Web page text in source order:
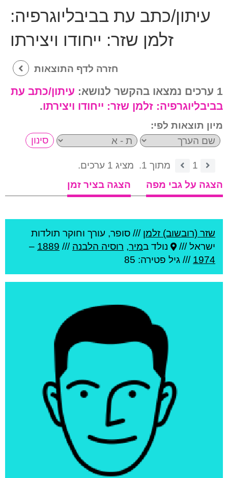
עיתון/כתב עת בביבליוגרפיה:
זלמן שזר: ייחודו ויצירתו
חזרה לדף התוצאות
1 ערכים נמצאו בהקשר לנושא:
עיתון/כתב עת
בביבליוגרפיה: זלמן שזר: ייחודו ויצירתו.
מיון תוצאות לפי:
1 מתוך 1.
מציג 1 ערכים.
הצגה על גבי מפה
הצגה בציר זמן
שזר (רובשוב) זלמן /// סופר, עורך וחוקר תולדות
ישראל ///
נולד במיר, רוסיה הלבנה ///
1889
–
1974 /// גיל פטירה: 85